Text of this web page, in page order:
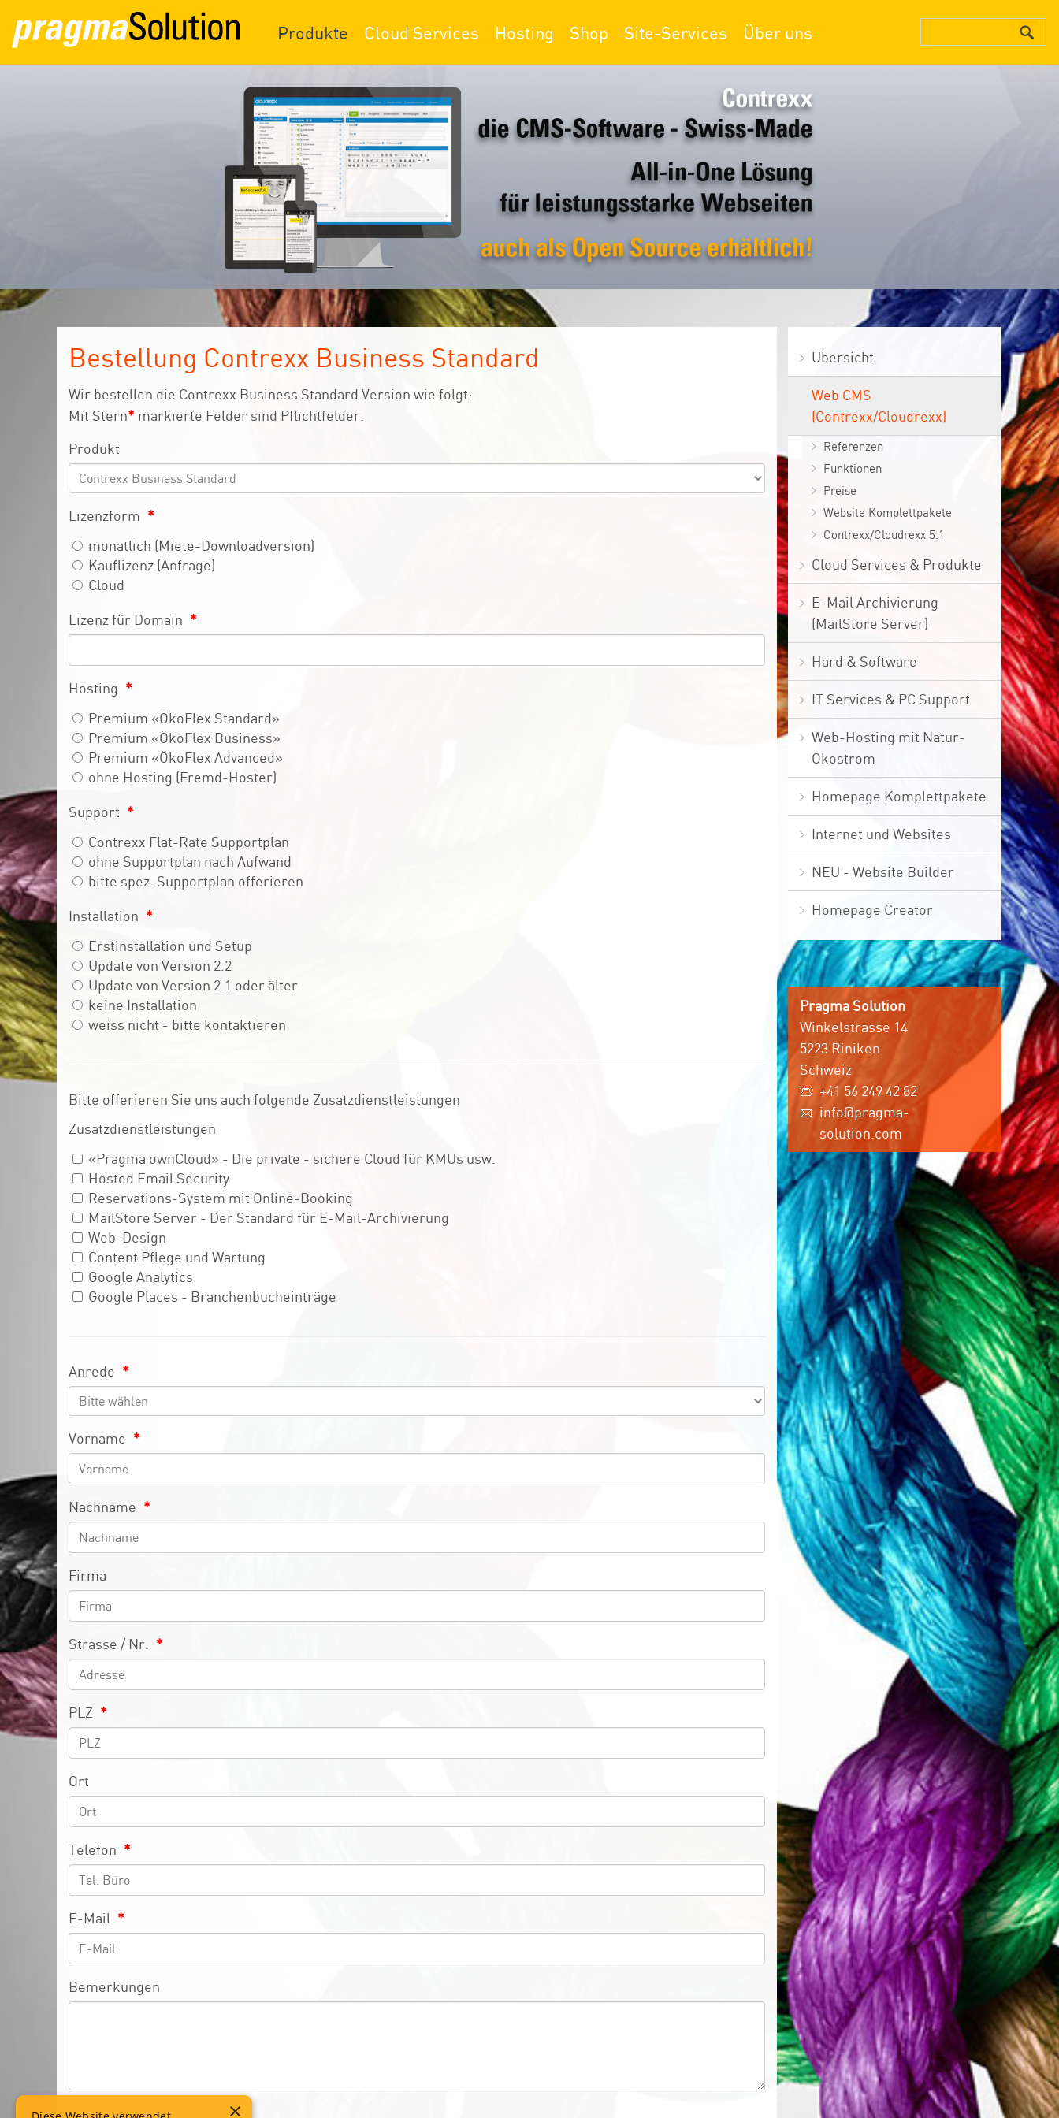
Produkte Cloud Services Hosting Shop Site-Services Über uns
Bestellung Contrexx Business Standard
Wir bestellen die Contrexx Business Standard Version wie folgt:
Mit Stern* markierte Felder sind Pflichtfelder.
Produkt
Lizenzform *
monatlich (Miete-Downloadversion)
Kauflizenz (Anfrage)
Cloud
Lizenz für Domain *
Hosting *
Premium «ÖkoFlex Standard»
Premium «ÖkoFlex Business»
Premium «ÖkoFlex Advanced»
ohne Hosting (Fremd-Hoster)
Support *
Contrexx Flat-Rate Supportplan
ohne Supportplan nach Aufwand
bitte spez. Supportplan offerieren
Installation *
Erstinstallation und Setup
Update von Version 2.2
Update von Version 2.1 oder älter
keine Installation
weiss nicht - bitte kontaktieren
Bitte offerieren Sie uns auch folgende Zusatzdienstleistungen
Zusatzdienstleistungen
«Pragma ownCloud» - Die private - sichere Cloud für KMUs usw.
Hosted Email Security
Reservations-System mit Online-Booking
MailStore Server - Der Standard für E-Mail-Archivierung
Web-Design
Content Pflege und Wartung
Google Analytics
Google Places - Branchenbucheinträge
Anrede *
Vorname *
Nachname *
Firma
Strasse / Nr. *
PLZ *
Ort
Telefon *
E-Mail *
Bemerkungen
Übersicht
Web CMS
(Contrexx/Cloudrexx)
Referenzen
Funktionen
Preise
Website Komplettpakete
Contrexx/Cloudrexx 5.1
Cloud Services & Produkte
E-Mail Archivierung
(MailStore Server)
Hard & Software
IT Services & PC Support
Web-Hosting mit Natur-
Ökostrom
Homepage Komplettpakete
Internet und Websites
NEU - Website Builder
Homepage Creator
Pragma Solution
Winkelstrasse 14
5223 Riniken
Schweiz
+41 56 249 42 82
info@pragma-
solution.com
×